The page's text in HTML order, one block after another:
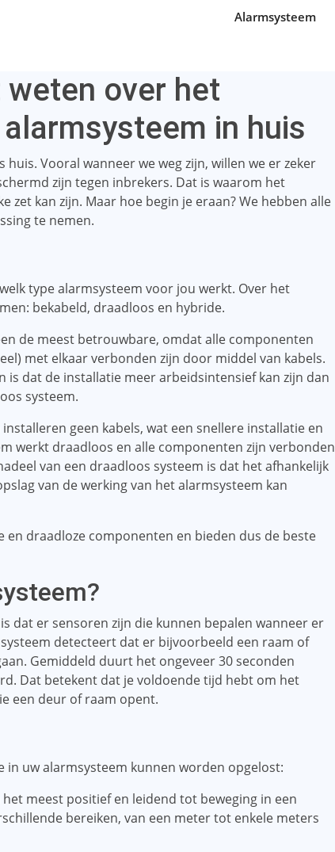
Alarmsysteem
over het
in huis
Vooral wanneer we weg zijn, willen we er zeker
zijn tegen inbrekers. Dat is waarom het
zet kan zijn. Maar hoe begin je eraan? We hebben alle
te nemen.
type alarmsysteem voor jou werkt. Over het
bekabeld, draadloos en hybride.
de meest betrouwbare, omdat alle componenten
met elkaar verbonden zijn door middel van kabels.
is dat de installatie meer arbeidsintensief kan zijn dan
systeem.
geen kabels, wat een snellere installatie en
werkt draadloos en alle componenten zijn verbonden
van een draadloos systeem is dat het afhankelijk
van de werking van het alarmsysteem kan
draadloze componenten en bieden dus de beste
dat er sensoren zijn die kunnen bepalen wanneer er
detecteert dat er bijvoorbeeld een raam of
Gemiddeld duurt het ongeveer 30 seconden
Dat betekent dat je voldoende tijd hebt om het
een deur of raam opent.
in uw alarmsysteem kunnen worden opgelost:
meest positief en leidend tot beweging in een
bereiken, van een meter tot enkele meters